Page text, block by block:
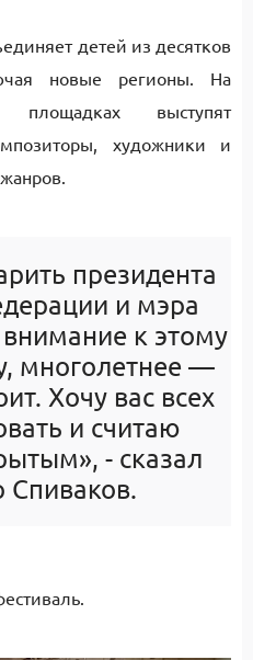
детей из десятков
новые регионы. На
площадках выступят
художники и
президента
и мэра
к этому
многолетнее —
Хочу вас всех
и считаю
- сказал